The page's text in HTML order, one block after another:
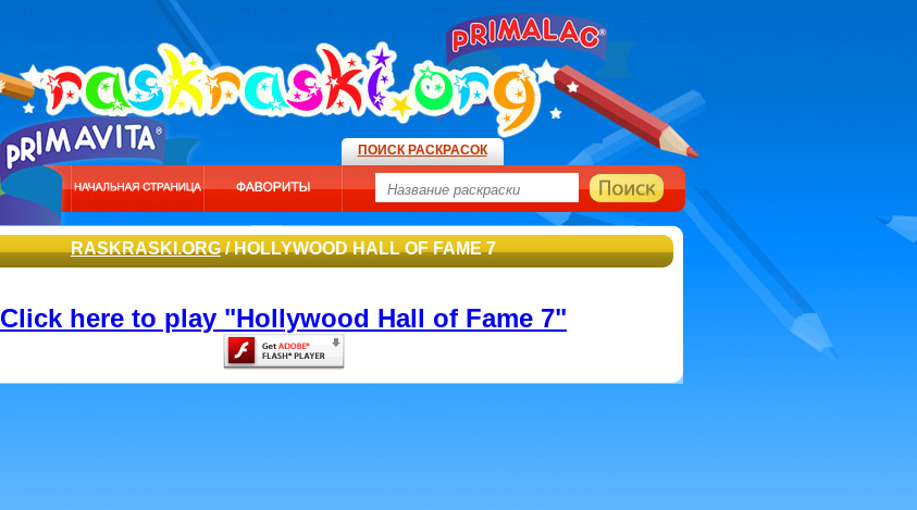
ПОИСК РАСКРАСОК
RASKRASKI.ORG/ HOLLYWOOD HALL OF FAME 7
Click here to play "Hollywood Hall of Fame 7"